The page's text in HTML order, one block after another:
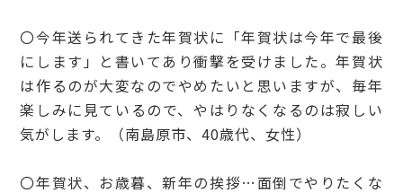
〇今年送られてきた年賀状に「年賀状は今年で最後
にします」と書いてあり衝撃を受けました。年賀状
は作るのが大変なのでやめたいと思いますが、毎年
楽しみに見ているので、やはりなくなるのは寂しい
気がします。（南島原市、40歳代、女性）
〇年賀状、お歳暮、新年の挨拶…面倒でやりたくな